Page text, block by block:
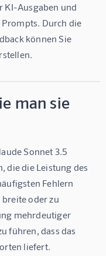
KI-Ausgaben und
Durch die
können Sie
man sie
Sonnet 3.5
die die Leistung des
Fehlern
oder zu
mehrdeutiger
führen, dass das
liefert.